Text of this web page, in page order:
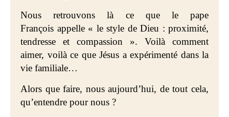
Nous retrouvons là ce que le pape
François appelle « le style de Dieu : proximité,
tendresse et compassion ». Voilà comment
aimer, voilà ce que Jésus a expérimenté dans la
vie familiale…
Alors que faire, nous aujourd’hui, de tout cela,
qu’entendre pour nous ?